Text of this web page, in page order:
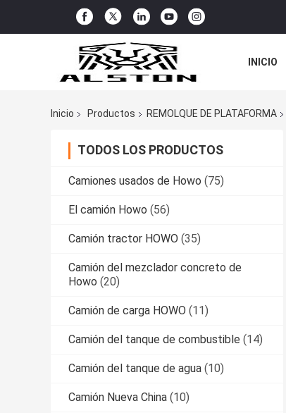
INICIO
Inicio
Productos REMOLQUE DE PLATAFORMA
TODOS LOS PRODUCTOS
Camiones usados de Howo (75)
El camión Howo (56)
Camión tractor HOWO (35)
Camión del mezclador concreto de
Howo (20)
Camión de carga HOWO (11)
Camión del tanque de combustible (14)
Camión del tanque de agua (10)
Camión Nueva China (10)